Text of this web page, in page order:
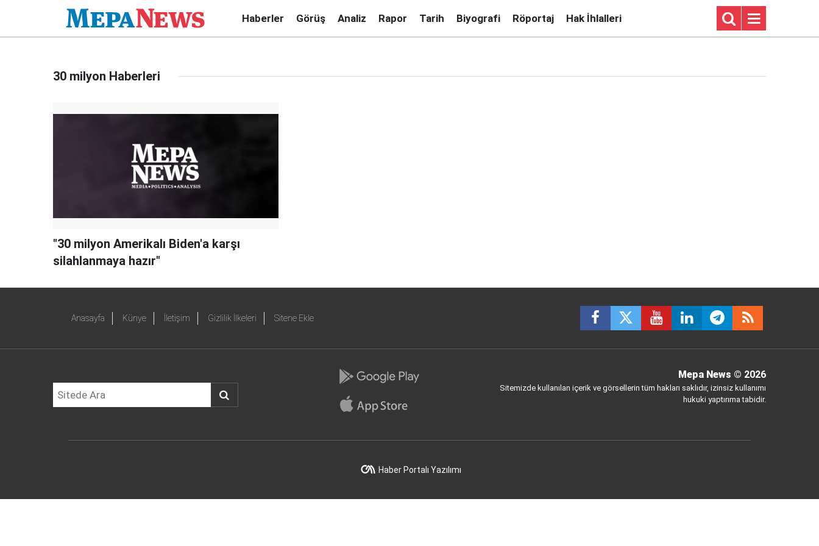
Haberler Görüş Analiz Rapor Tarih Biyografi Röportaj Hak İhlalleri
30 milyon Haberleri
"30 milyon Amerikalı Biden'a karşı
silahlanmaya hazır"
Anasayfa Künye İletişim Gizlilik İlkeleri Sitene Ekle
Mepa News © 2026
Sitemizde kullanılan içerik ve görsellerin tüm hakları saklıdır, izinsiz kullanımı
hukuki yaptırıma tabidir.
Haber Portalı Yazılımı